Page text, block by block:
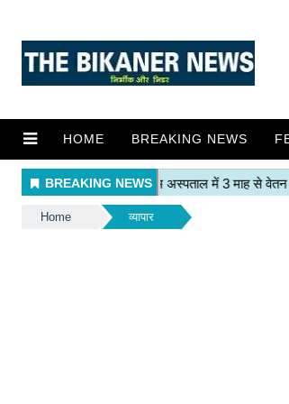
HOME BREAKING NEWS
Home व्यापार